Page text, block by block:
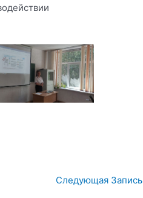
Следующая Запись